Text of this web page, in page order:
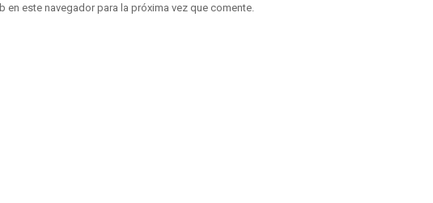
este navegador para la próxima vez que comente.